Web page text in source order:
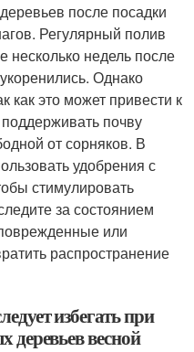
после посадки
Регулярный полив
недель после
Однако
как это может привести к
почву
от сорняков. В
удобрения с
стимулировать
за состоянием
или
распространение
избегать при
деревьев весной